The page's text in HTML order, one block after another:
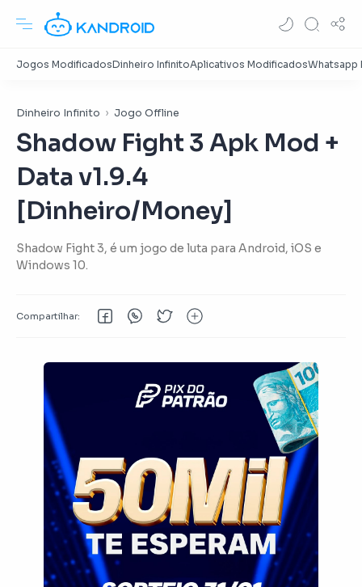
Dinheiro Infinito Jogo Offline
Shadow Fight 3 Apk Mod +
Data v1.9.4
[Dinheiro/Money]
Shadow Fight 3, é um jogo de luta para Android, iOS e
Windows 10.